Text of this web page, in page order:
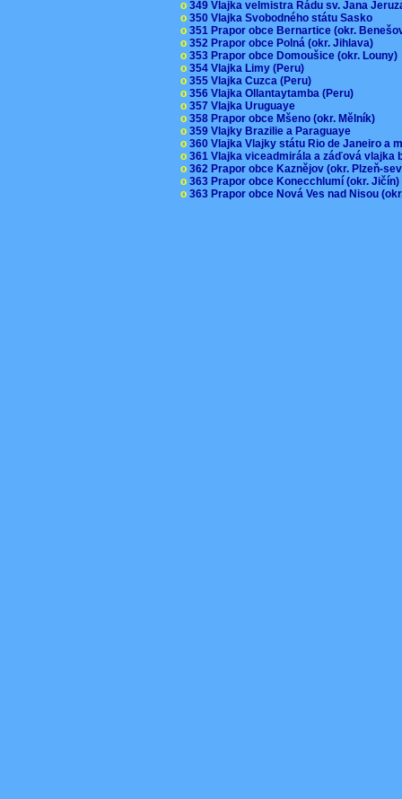
o 349 Vlajka velmistra Řádu sv. Jana
o 350 Vlajka Svobodného státu Sasko
o 351 Prapor obce Bernartice (okr.
o 352 Prapor obce Polná (okr. Jihlava)
o 353 Prapor obce Domoušice (okr. Louny)
o 354 Vlajka Limy (Peru)
o 355 Vlajka Cuzca (Peru)
o 356 Vlajka Ollantaytamba (Peru)
o 357 Vlajka Uruguaye
o 358 Prapor obce Mšeno (okr. Mělník)
o 359 Vlajky Brazilie a Paraguaye
o 360 Vlajka Vlajky státu Rio de Janeiro a
o 361 Vlajka viceadmirála a záďová
o 362 Prapor obce Kaznějov (okr. Plzeň-
o 363 Prapor obce Konecchlumí (okr.
o 363 Prapor obce Nová Ves nad Nisou